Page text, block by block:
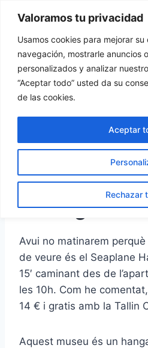
Valoramos tu privacidad
Usamos cookies para mejorar
navegación, mostrarle anuncios
personalizados y analizar
“Aceptar todo” usted da su
de las cookies.
Rechazar
Aceptar
contingut
Tu Rincón del
ESTÒNIA
Tallin amb la
Tallin (dia
29 d’agost
Avui no matinarem
de veure és el Seaplane
15′ caminant des de
les 10h. Com he
14 € i gratis amb la Tallin
Aquest museu és un